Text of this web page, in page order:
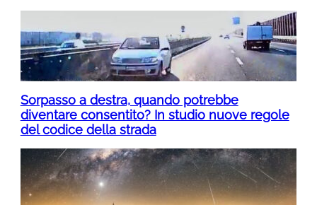
Sorpasso a destra, quando potrebbe
diventare consentito? In studio nuove regole
del codice della strada